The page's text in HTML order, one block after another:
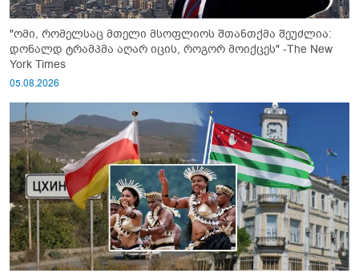
"ომი, რომელსაც მთელი მსოფლიოს შთანთქმა შეუძლია:
დონალდ ტრამპმა აღარ იცის, როგორ მოიქცეს" -The New
York Times
05.08.2026